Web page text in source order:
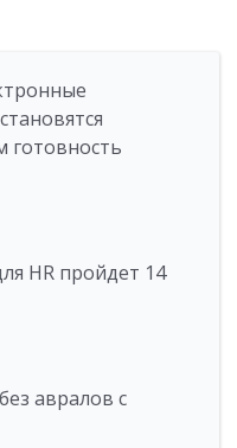
готовность
HR пройдет 14
авралов с